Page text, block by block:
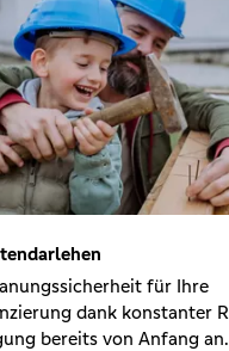
für Ihre
dank konstanter
bereits von Anfang an.